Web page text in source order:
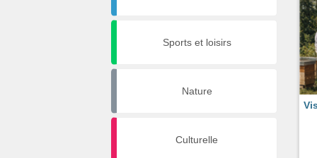
Sports et loisirs
Nature
Culturelle